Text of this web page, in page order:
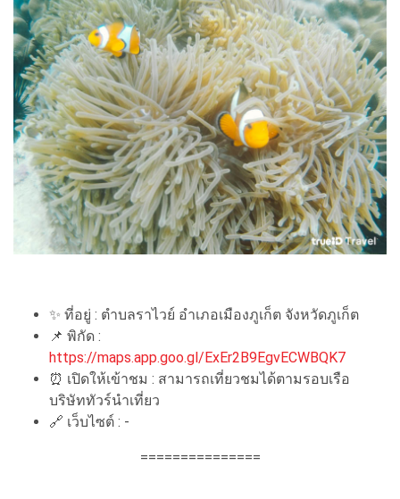
✨ ที่อยู่ : ตำบลราไวย์ อำเภอเมืองภูเก็ต จังหวัดภูเก็ต
📌 พิกัด :
https://maps.app.goo.gl/ExEr2B9EgvECWBQK7
⏰ เปิดให้เข้าชม : สามารถเที่ยวชมได้ตามรอบเรือ
บริษัททัวร์นำเที่ยว
🔗 เว็บไซต์ : -
===============